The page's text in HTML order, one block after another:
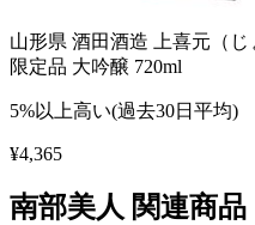
山形県 酒田酒造 上喜元（
限定品 大吟醸 720ml
5%以上高い(過去30日平均)
¥4,365
南部美人 関連商品